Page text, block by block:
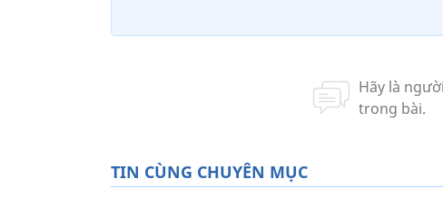
TIN CÙNG CHUYÊN MỤC